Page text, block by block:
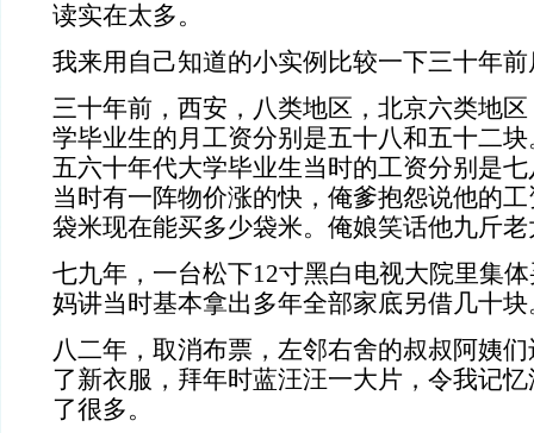
读实在太多。
我来用自己知道的小实例比较一下三十年前
三十年前，西安，八类地区，北京六类地
学毕业生的月工资分别是五十八和五十二
五六十年代大学毕业生当时的工资分别是
当时有一阵物价涨的快，俺爹抱怨说他的
袋米现在能买多少袋米。俺娘笑话他九斤老
七九年，一台松下12寸黑白电视大院里集
妈讲当时基本拿出多年全部家底另借几十块
八二年，取消布票，左邻右舍的叔叔阿姨
了新衣服，拜年时蓝汪汪一大片，令我记
了很多。